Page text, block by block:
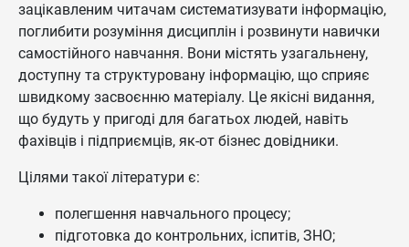
зацікавленим читачам систематизувати інформацію,
поглибити розуміння дисциплін і розвинути навички
самостійного навчання. Вони містять узагальнену,
доступну та структуровану інформацію, що сприяє
швидкому засвоєнню матеріалу. Це якісні видання,
що будуть у пригоді для багатьох людей, навіть
фахівців і підприємців, як-от бізнес довідники.
Цілями такої літератури є:
полегшення навчального процесу;
підготовка до контрольних, іспитів, ЗНО;